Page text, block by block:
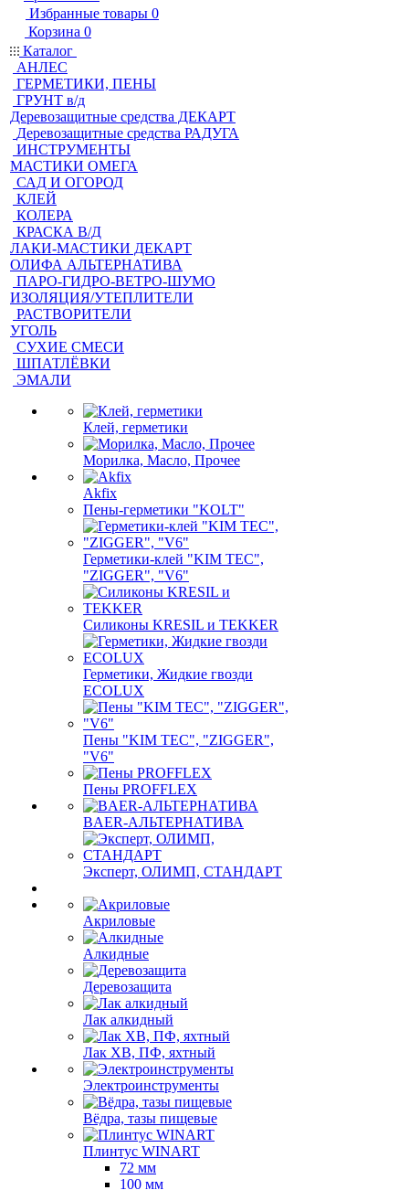
Избранные товары 0
Корзина 0
Каталог
АНЛЕС
ГЕРМЕТИКИ, ПЕНЫ
ГРУНТ в/д
Деревозащитные средства ДЕКАРТ
Деревозащитные средства РАДУГА
ИНСТРУМЕНТЫ
МАСТИКИ ОМЕГА
САД И ОГОРОД
КЛЕЙ
КОЛЕРА
КРАСКА В/Д
ЛАКИ-МАСТИКИ ДЕКАРТ
ОЛИФА АЛЬТЕРНАТИВА
ПАРО-ГИДРО-ВЕТРО-ШУМО
ИЗОЛЯЦИЯ/УТЕПЛИТЕЛИ
РАСТВОРИТЕЛИ
УГОЛЬ
СУХИЕ СМЕСИ
ШПАТЛЁВКИ
ЭМАЛИ
Клей, герметики
Морилка, Масло, Прочее
Akfix
Пены-герметики "KOLT"
Герметики-клей "KIM TEС",
"ZIGGER", "V6"
Силиконы KRESIL и TEKKER
Герметики, Жидкие гвозди
ECOLUX
Пены "KIM TEС", "ZIGGER",
"V6"
Пены PROFFLEX
BAER-АЛЬТЕРНАТИВА
Эксперт, ОЛИМП, СТАНДАРТ
Акриловые
Алкидные
Деревозащита
Лак алкидный
Лак ХВ, ПФ, яхтный
Электроинструменты
Вёдра, тазы пищевые
Плинтус WINART
72 мм
100 мм